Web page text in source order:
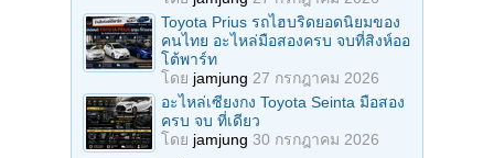
Toyota Prius รถไฮบริดยอดนิยมของ
คนไทย อะไหล่มือสองครบ จบที่สิงห์ออ
โต้พาร์ท
โดย jamjung 27 กรกฎาคม 2026
อะไหล่เซียงกง Toyota Seinta มือสอง
ครบ จบ ที่เดียว
โดย jamjung 30 กรกฎาคม 2026